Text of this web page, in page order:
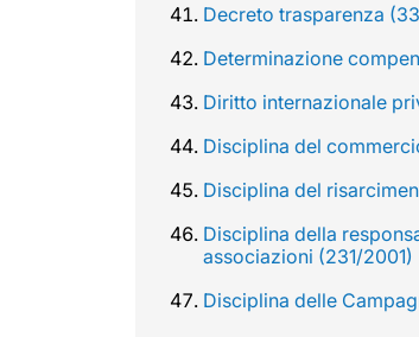
Decreto trasparenza
Determinazione
Diritto internazionale
Disciplina del
Disciplina del
Disciplina della
associazioni (231/2001)
Disciplina delle